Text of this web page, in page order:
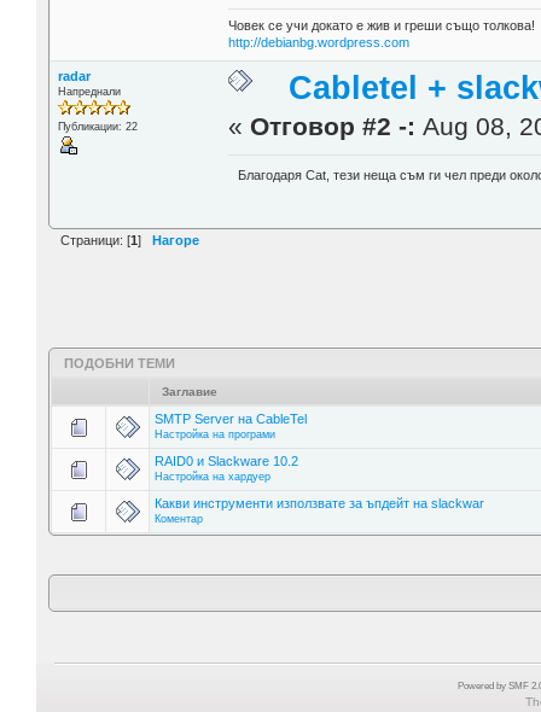
Човек се учи докато е жив и греши също толкова!
http://debianbg.wordpress.com
radar
Напреднали
Публикации: 22
Cabletel +
« Отговор #2 -: Aug 08,
Благодаря Cat, тези неща съм ги чел преди
Страници: [1 ] Нагоре
ПОДОБНИ ТЕМИ
Заглавие
SMTP Server на CableTel
Настройка на програми
RAID0 и Slackwarе 10.2
Настройка на хардуер
Какви инструменти използвате за ъпдейт на slackwar
Коментар
Powered by SMF